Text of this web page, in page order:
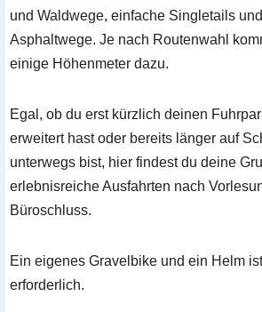
und Waldwege, einfache Singletails
Asphaltwege. Je nach Routenwahl
einige Höhenmeter dazu.
Egal, ob du erst kürzlich deinen
erweitert hast oder bereits länger auf
unterwegs bist, hier findest du deine
erlebnisreiche Ausfahrten nach
Büroschluss.
Ein eigenes Gravelbike und ein Helm
erforderlich.